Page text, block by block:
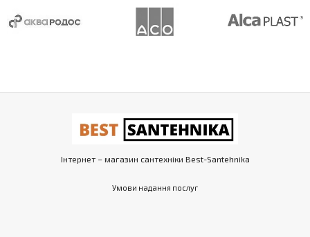
Інтернет – магазин сантехніки Best-Santehnika
Умови надання послуг